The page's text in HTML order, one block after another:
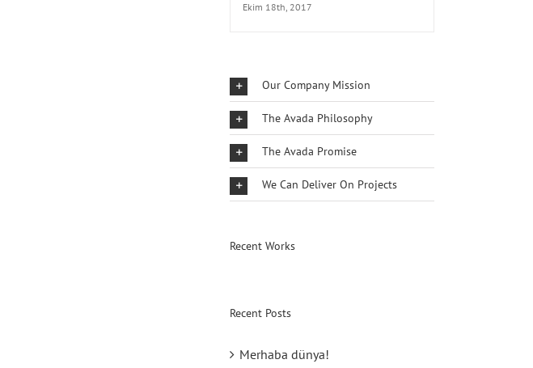
Ekim 18th, 2017
Our Company Mission
The Avada Philosophy
The Avada Promise
We Can Deliver On Projects
Recent Works
Recent Posts
Merhaba dünya!